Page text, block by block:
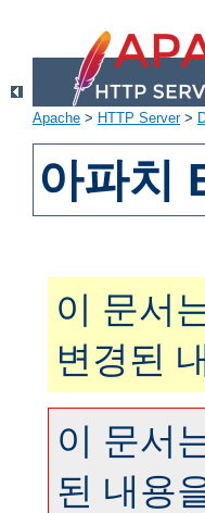
Apache > HTTP Server>
아파치
이 문서
변경된
이 문서
된 내용